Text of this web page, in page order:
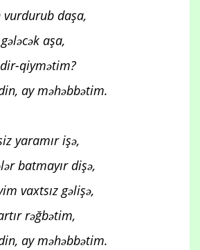
vurdurub daşa,
aşa,
qiymətim?
ay məhəbbətim.
yaramır işə,
batmayır dişə,
vaxtsız gəlişə,
rəğbətim,
ay məhəbbətim.